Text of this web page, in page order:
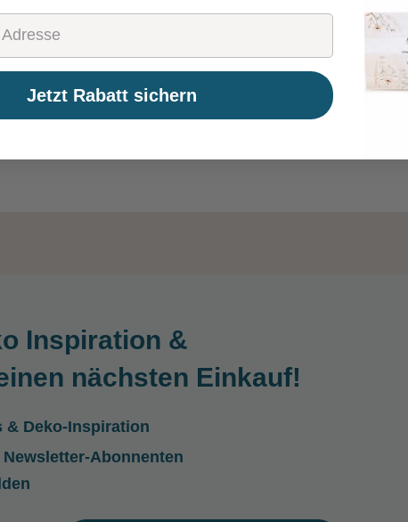
Inspiration &
nächsten Einkauf!
& Deko-Inspiration
Abonnenten
Jetzt Rabatt sichern